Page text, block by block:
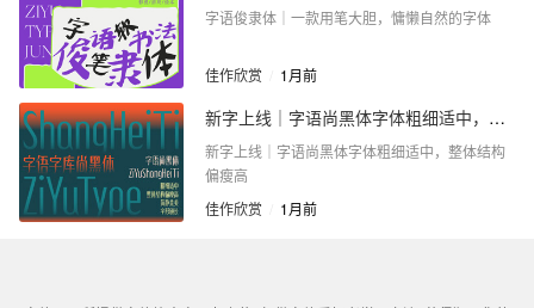
字语俊隶体｜一款用笔大胆，慵懒自然的字体
佳作欣赏 1月前
新字上线｜字语尚黑体字体粗细适中，整体结构偏瘦高
新字上线｜字语尚黑体字体粗细适中，整体结构
偏瘦高
佳作欣赏
1月前